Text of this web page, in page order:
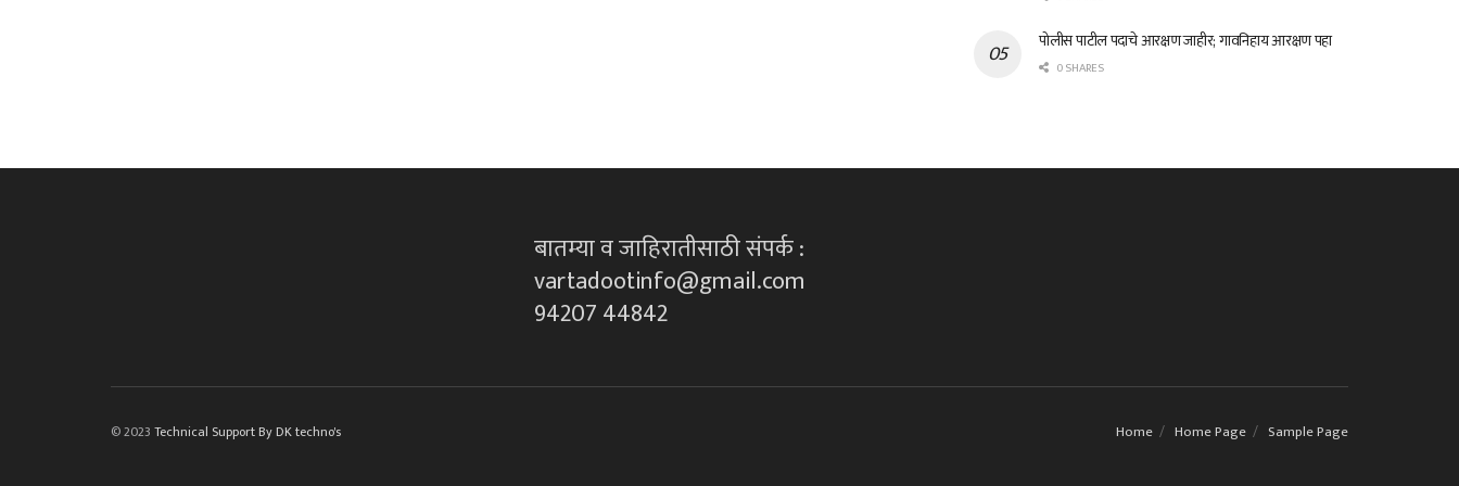
पोलीस पाटील पदाचे आरक्षण जाहीर; गावनिहाय आरक्षण पहा
0 SHARES
बातम्या व जाहिरातीसाठी संपर्क :
vartadootinfo@gmail.com
94207 44842
Home Home Page Sample Page
© 2023 Technical Support By DK techno's